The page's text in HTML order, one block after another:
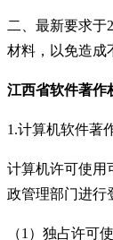
二、最新要求于
材料，以免造成
江西省软件著作
1.计算机软件著
计算机许可使用
政管理部门进行
（1 ）独占许可